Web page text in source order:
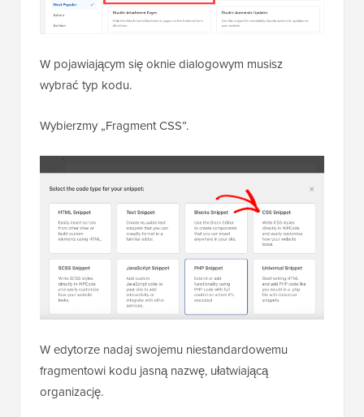
W pojawiającym się oknie dialogowym musisz
wybrać typ kodu.
Wybierzmy „Fragment CSS”.
W edytorze nadaj swojemu niestandardowemu
fragmentowi kodu jasną nazwę, ułatwiającą
organizację.